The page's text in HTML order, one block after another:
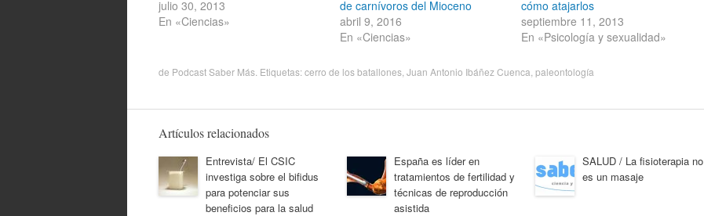
julio 30, 2013
En «Ciencias»
de carnívoros del Mioceno
abril 9, 2016
En «Ciencias»
cómo atajarlos
septiembre 11, 2013
En «Psicología y sexualidad»
de Podcast Saber Más . Etiquetas:cerro de los batallones Juan Antonio Ibáñez Cuenca paleontología
Artículos relacionados
Entrevista/ El CSIC
investiga sobre el bifidus
para potenciar sus
beneficios para la salud
España es líder en
tratamientos de fertilidad y
técnicas de reproducción
asistida
SALUD / La fisioterapia no
es un masaje